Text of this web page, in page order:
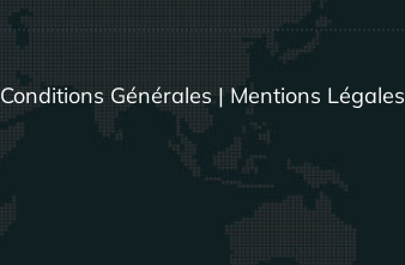
Conditions Générales|Mentions Légales